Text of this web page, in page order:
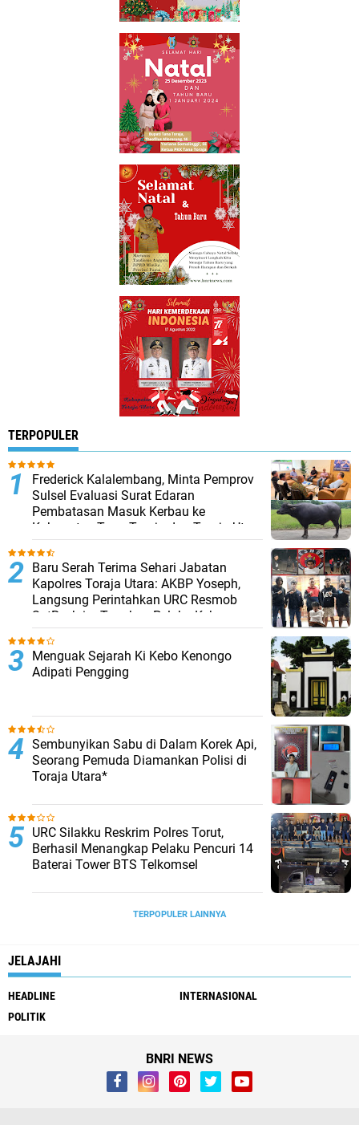
TERPOPULER
Frederick Kalalembang, Minta Pemprov
Sulsel Evaluasi Surat Edaran
Pembatasan Masuk Kerbau ke
Kabupaten Tana Toraja dan Toraja Utara
Baru Serah Terima Sehari Jabatan
Kapolres Toraja Utara: AKBP Yoseph,
Langsung Perintahkan URC Resmob
SatReskrim Tangkap Pelaku Kekerasan
Seksual Anak Di Bawah Umur
Menguak Sejarah Ki Kebo Kenongo
Adipati Pengging
Sembunyikan Sabu di Dalam Korek Api,
Seorang Pemuda Diamankan Polisi di
Toraja Utara*
URC Silakku Reskrim Polres Torut,
Berhasil Menangkap Pelaku Pencuri 14
Baterai Tower BTS Telkomsel
TERPOPULER LAINNYA
JELAJAHI
HEADLINE
INTERNASIONAL
POLITIK
BNRI NEWS